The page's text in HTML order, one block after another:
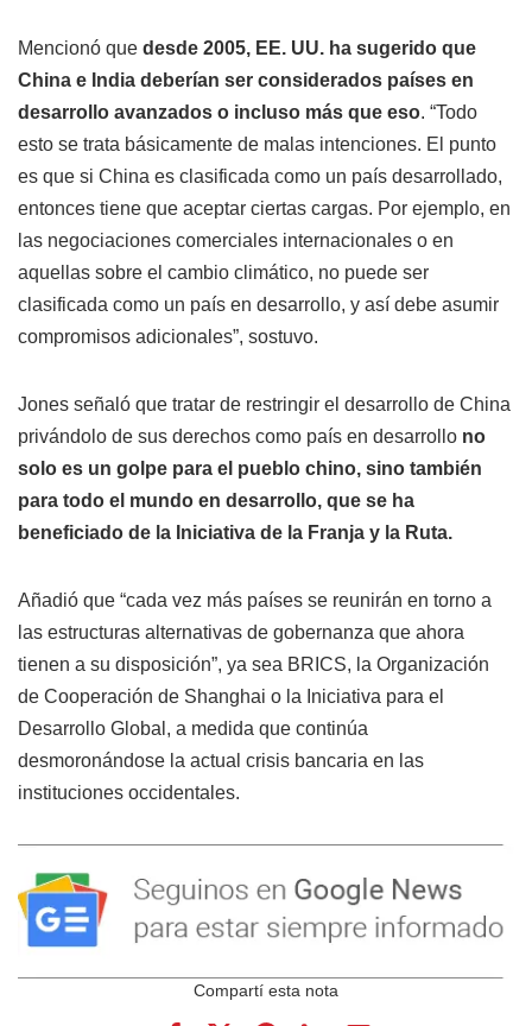
Mencionó que desde 2005, EE. UU. ha sugerido que
China e India deberían ser considerados países en
desarrollo avanzados o incluso más que eso. “Todo
esto se trata básicamente de malas intenciones. El punto
es que si China es clasificada como un país desarrollado,
entonces tiene que aceptar ciertas cargas. Por ejemplo, en
las negociaciones comerciales internacionales o en
aquellas sobre el cambio climático, no puede ser
clasificada como un país en desarrollo, y así debe asumir
compromisos adicionales”, sostuvo.
Jones señaló que tratar de restringir el desarrollo de China
privándolo de sus derechos como país en desarrollo no
solo es un golpe para el pueblo chino, sino también
para todo el mundo en desarrollo, que se ha
beneficiado de la Iniciativa de la Franja y la Ruta.
Añadió que “cada vez más países se reunirán en torno a
las estructuras alternativas de gobernanza que ahora
tienen a su disposición”, ya sea BRICS, la Organización
de Cooperación de Shanghai o la Iniciativa para el
Desarrollo Global, a medida que continúa
desmoronándose la actual crisis bancaria en las
instituciones occidentales.